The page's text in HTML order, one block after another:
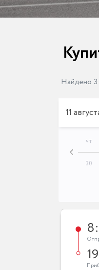
Найдено 3
11
чт
30